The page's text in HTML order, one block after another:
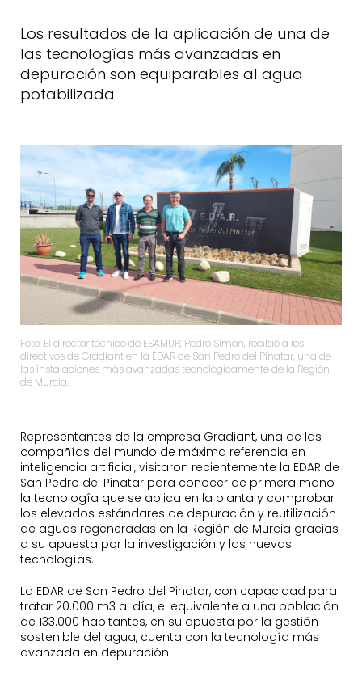
Los resultados de la aplicación de una de
las tecnologías más avanzadas en
depuración son equiparables al agua
potabilizada
Foto: El director técnico de ESAMUR, Pedro Simón, recibió a los
directivos de Gradiant en la EDAR de San Pedro del Pinatar, una de
las instalaciones más avanzadas tecnológicamente de la Región
de Murcia.
Representantes de la empresa Gradiant, una de las
compañías del mundo de máxima referencia en
inteligencia artificial, visitaron recientemente la EDAR de
San Pedro del Pinatar para conocer de primera mano
la tecnología que se aplica en la planta y comprobar
los elevados estándares de depuración y reutilización
de aguas regeneradas en la Región de Murcia gracias
a su apuesta por la investigación y las nuevas
tecnologías.
La EDAR de San Pedro del Pinatar, con capacidad para
tratar 20.000 m3 al día, el equivalente a una población
de 133.000 habitantes, en su apuesta por la gestión
sostenible del agua, cuenta con la tecnología más
avanzada en depuración.